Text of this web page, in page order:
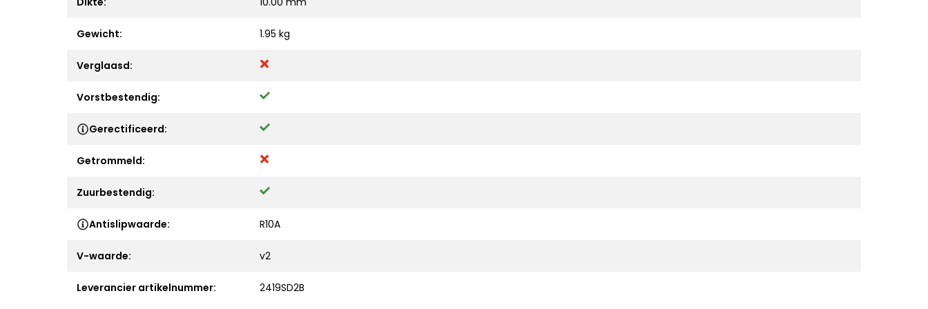
Gewicht: 1.95 kg
Verglaasd:
Vorstbestendig:
Gerectificeerd:
Getrommeld:
Zuurbestendig:
Antislipwaarde: R10A
V-waarde: v2
Leverancier artikelnummer: 2419SD2B